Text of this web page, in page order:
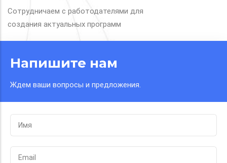
Сотрудничаем с работодателями для
создания актуальных программ
Напишите нам
Ждем ваши вопросы и предложения.